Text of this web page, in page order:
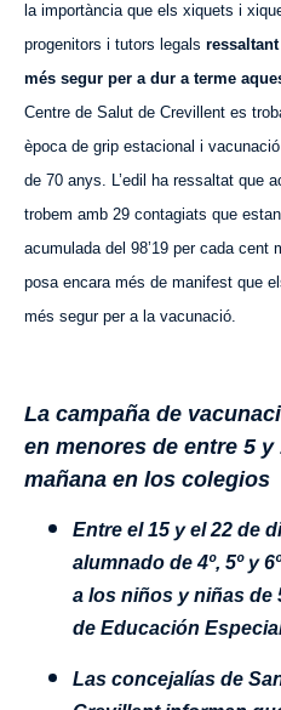
la importància que els xiquets i
progenitors i tutors legals
més segur per a dur a terme
Centre de Salut de Crevillent es
època de grip estacional i
de 70 anys. L’edil ha ressaltat que
trobem amb 29 contagiats que
acumulada del 98’19 per cada cent
posa encara més de manifest que
més segur per a la vacunació.
La campaña de
en menores de entre 5 y
mañana en los colegios
Entre el 15 y el 22 de
alumnado de 4º, 5º y
a los niños yniñas de
de Educación E
Las concejalías de